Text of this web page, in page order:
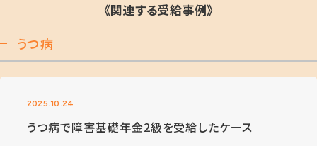
《関連する受給事例》
うつ病
2025.10.24
うつ病で障害基礎年金2級を受給したケース